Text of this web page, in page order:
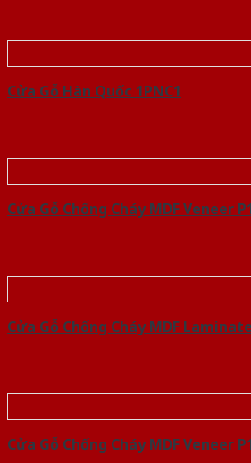
Cửa Gỗ Hàn Quốc 1PNC1
Cửa Gỗ Chống Cháy MDF Veneer
Cửa Gỗ Chống Cháy MDF
Cửa Gỗ Chống Cháy MDF Veneer